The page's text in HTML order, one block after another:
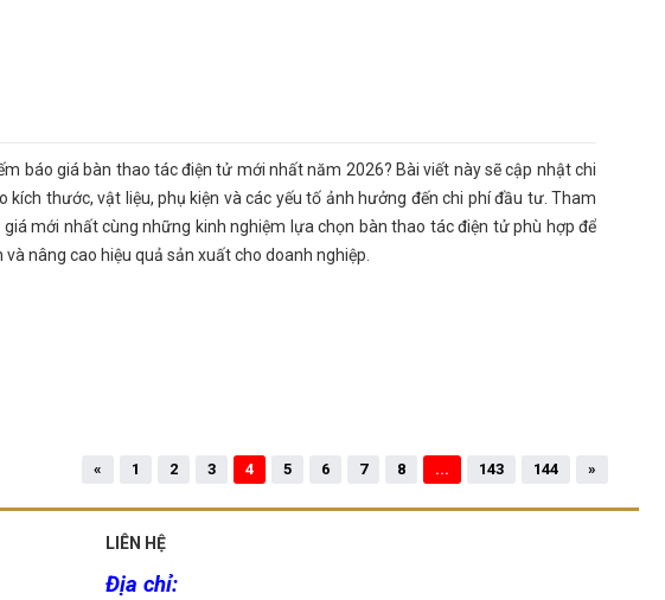
báo giá bàn thao tác điện tử mới nhất năm 2026? Bài viết này sẽ cập nhật chi
kích thước, vật liệu, phụ kiện và các yếu tố ảnh hưởng đến chi phí đầu tư. Tham
giá mới nhất cùng những kinh nghiệm lựa chọn bàn thao tác điện tử phù hợp để
nâng cao hiệu quả sản xuất cho doanh nghiệp.
« 1 2 3 4 5 6 7 8 ... 143 144 »
LIÊN HỆ
Địa chỉ: